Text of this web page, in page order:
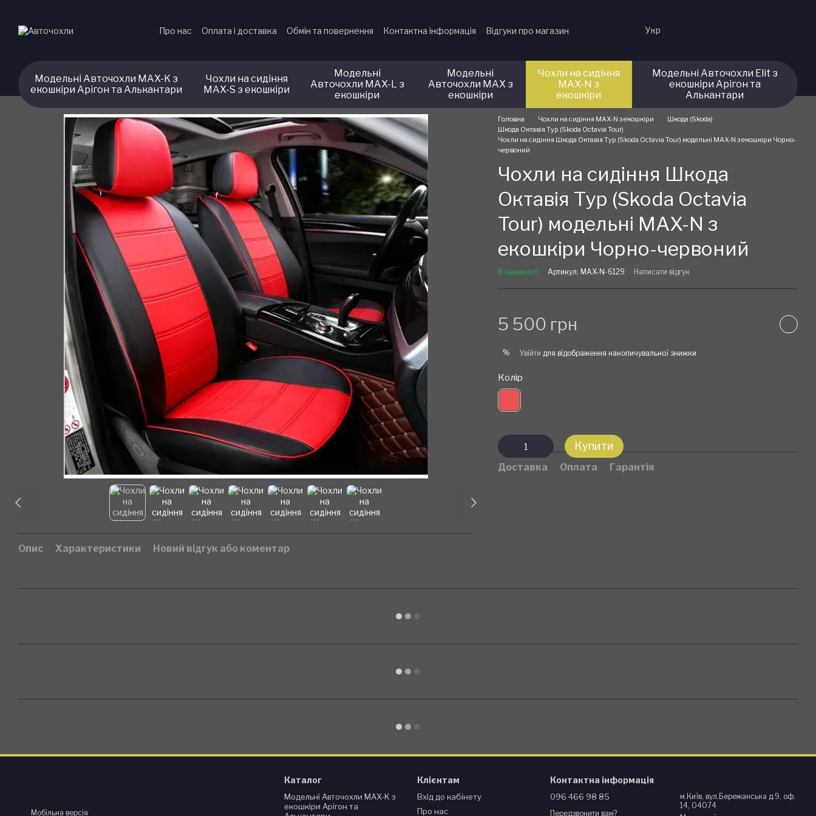
Про нас Оплата і доставка Обмін та повернення Контактна інформація Відгуки про магазин Укр
Модельні Авточохли MAX-K з
екошкіри Арігон та Алькантари
Чохли на сидіння
MAX-S з екошкіри
Модельні
Авточохли MAX-L з
екошкіри
Модельні
Авточохли MAX з
екошкіри
Чохли на сидіння
MAX-N з
екошкіри
Модельні Авточохли Elit з
екошкіри Арігон та
Алькантари
Опис Характеристики Новий відгук або коментар
Головна Чохли на сидіння MAX-N з екошкіри
Шкода (Skoda)
Шкода Октавія Тур (Skoda Octavia Tour)
Чохли на сидіння Шкода Октавія Тур (Skoda Octavia Tour) модельні MAX-N з екошкіри Чорно-
червоний
Чохли на сидіння Шкода
Октавія Тур (Skoda Octavia
Tour) модельні MAX-N з
екошкіри Чорно-червоний
В наявності Артикул: MAX-N-6129 Написати відгук
5 500 грн
% Увійти для відображення накопичувальної знижки
Колір
Купити
Доставка Оплата Гарантія
Мобільна версія
Каталог
Модельні Авточохли MAX-K з
екошкіри Арігон та
Клієнтам
Вхід до кабінету
Про нас
Контактна інформація
096 466 98 85
Передзвонити вам?
м.Київ, вул.Бережанська д.9, оф.
14, 04074